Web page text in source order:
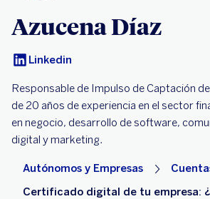
Azucena Díaz
Linkedin
Responsable de Impulso de Captación
de 20 años de experiencia en el sector
en negocio, desarrollo de software,
digital y marketing.
Autónomos y Empresas
Certificado digital de tu empresa: